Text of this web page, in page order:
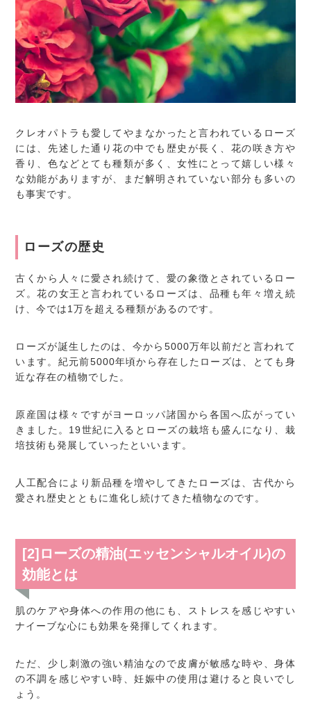
クレオパトラも愛してやまなかったと言われているローズ
には、先述した通り花の中でも歴史が長く、花の咲き方や
香り、色などとても種類が多く、女性にとって嬉しい様々
な効能がありますが、まだ解明されていない部分も多いの
も事実です。
ローズの歴史
古くから人々に愛され続けて、愛の象徴とされているロー
ズ。花の女王と言われているローズは、品種も年々増え続
け、今では1万を超える種類があるのです。
ローズが誕生したのは、今から5000万年以前だと言われて
います。紀元前5000年頃から存在したローズは、とても身
近な存在の植物でした。
原産国は様々ですがヨーロッパ諸国から各国へ広がってい
きました。19世紀に入るとローズの栽培も盛んになり、栽
培技術も発展していったといいます。
人工配合により新品種を増やしてきたローズは、古代から
愛され歴史とともに進化し続けてきた植物なのです。
[2]ローズの精油(エッセンシャルオイル)の
効能とは
肌のケアや身体への作用の他にも、ストレスを感じやすい
ナイーブな心にも効果を発揮してくれます。
ただ、少し刺激の強い精油なので皮膚が敏感な時や、身体
の不調を感じやすい時、妊娠中の使用は避けると良いでし
ょう。